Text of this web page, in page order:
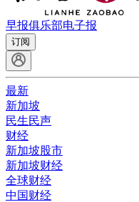
早报俱乐部电子报
订阅
最新
新加坡
民生民声
财经
新加坡股市
新加坡财经
全球财经
中国财经